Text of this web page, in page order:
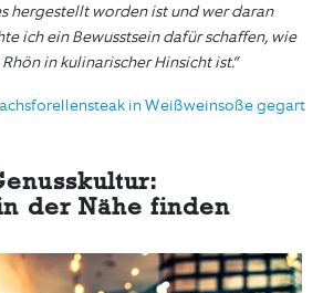
hergestellt worden ist und wer daran
ich ein Bewusstsein dafür schaffen, wie
in kulinarischer Hinsicht ist.“
in Weißweinsoße gegart
der Nähe finden